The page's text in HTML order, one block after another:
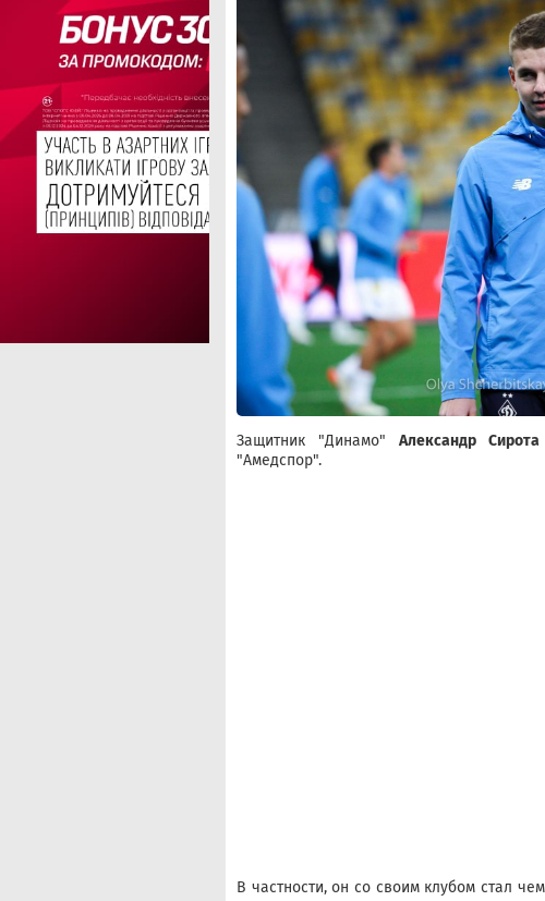
Защитник "Динамо" Александр Сирота
"Амедспор".
В частности, он со своим клубом стал